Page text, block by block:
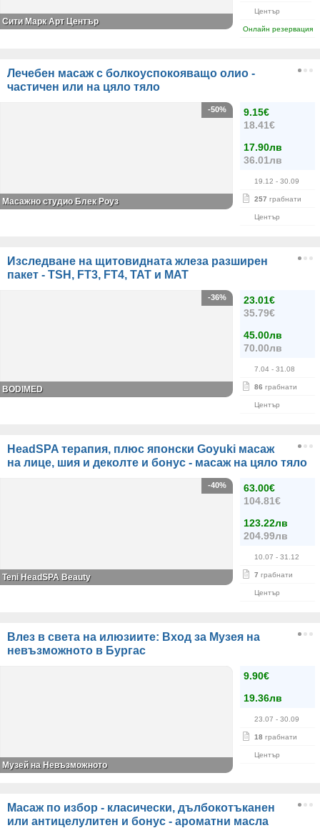
Център
Онлайн резервация
Сити Марк Арт Център
Лечебен масаж с болкоуспокояващо олио -
частичен или на цяло тяло
9.15€
18.41€
17.90лв
36.01лв
19.12 - 30.09
257 грабнати
Център
-50%
Масажно студио Блек Роуз
Изследване на щитовидната жлеза разширен
пакет - TSH, FT3, FT4, ТАТ и МАТ
23.01€
35.79€
45.00лв
70.00лв
7.04 - 31.08
86 грабнати
Център
-36%
BODIMED
HeadSPA терапия, плюс японски Goyuki масаж
на лице, шия и деколте и бонус - масаж на цяло тяло
63.00€
104.81€
123.22лв
204.99лв
10.07 - 31.12
7 грабнати
Център
-40%
Teni HeadSPA Beauty
Влез в света на илюзиите: Вход за Музея на
невъзможното в Бургас
9.90€
19.36лв
23.07 - 30.09
18 грабнати
Център
Музей на Невъзможното
Масаж по избор - класически, дълбокотъканен
или антицелулитен и бонус - ароматни масла